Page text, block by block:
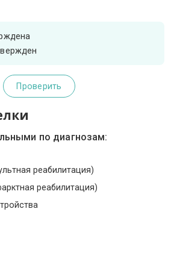
Проверить
по диагнозам:
реабилитация)
реабилитация)